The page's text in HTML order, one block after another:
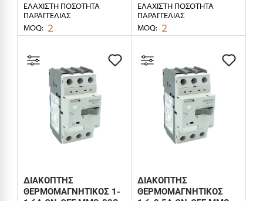
ΕΛΆΧΙΣΤΗ ΠΟΣΌΤΗΤΑ
ΠΑΡΑΓΓΕΛΊΑΣ
MOQ: 2
ΕΛΆΧΙΣΤΗ ΠΟΣΌΤΗΤΑ
ΠΑΡΑΓΓΕΛΊΑΣ
MOQ: 2
ΔΙΑΚΟΠΤΗΣ
ΘΕΡΜΟΜΑΓΝΗΤΙΚΟΣ 1-
ΔΙΑΚΟΠΤΗΣ
ΘΕΡΜΟΜΑΓΝΗΤΙΚΟΣ